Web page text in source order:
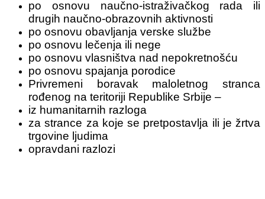
po osnovu naučno-istraživačkog rada ili
drugih naučno-obrazovnih aktivnosti
po osnovu obavljanja verske službe
po osnovu lečenja ili nege
po osnovu vlasništva nad nepokretnošću
po osnovu spajanja porodice
Privremeni boravak maloletnog stranca
rođenog na teritoriji Republike Srbije –
iz humanitarnih razloga
za strance za koje se pretpostavlja ili je žrtva
trgovine ljudima
opravdani razlozi